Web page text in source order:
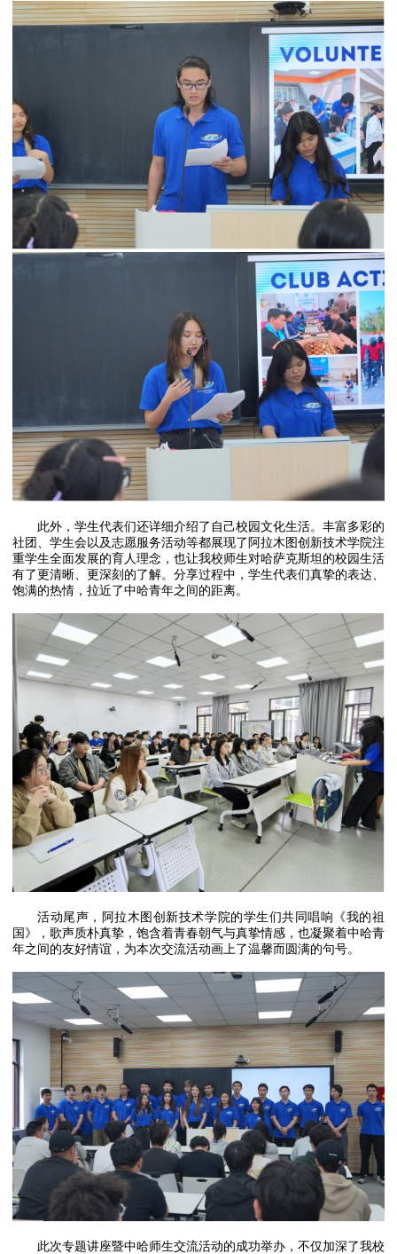
此外，学生代表们还详细介绍了自己校园文化生活。丰富多彩的
社团、学生会以及志愿服务活动等都展现了阿拉木图创新技术学院注
重学生全面发展的育人理念，也让我校师生对哈萨克斯坦的校园生活
有了更清晰、更深刻的了解。分享过程中，学生代表们真挚的表达、
饱满的热情，拉近了中哈青年之间的距离。
活动尾声，阿拉木图创新技术学院的学生们共同唱响《我的祖
国》，歌声质朴真挚，饱含着青春朝气与真挚情感，也凝聚着中哈青
年之间的友好情谊，为本次交流活动画上了温馨而圆满的句号。
此次专题讲座暨中哈师生交流活动的成功举办，不仅加深了我校